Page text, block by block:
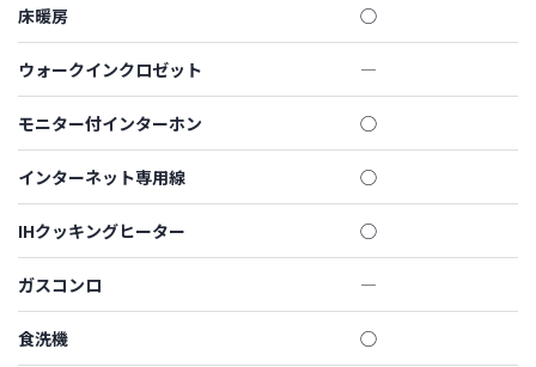
床暖房 ◯
ウォークインクロゼット ―
モニター付インターホン ◯
インターネット専用線 ◯
IHクッキングヒーター ◯
ガスコンロ ―
食洗機 ◯